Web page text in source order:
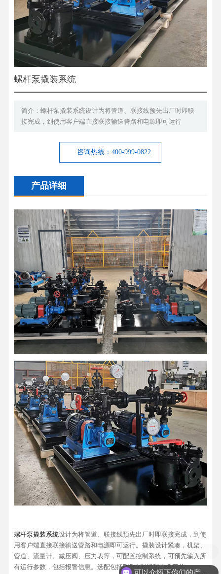
螺杆泵撬装系统
简介：螺杆泵撬装系统​设计为将管道、联接线预先出厂时即联
接完成，到使用客户端直接联接输送管路和电源即可运行
咨询热线：400-999-0822
产品详细
螺杆泵撬装系统设计为将管道、联接线预先出厂时即联接完成，到使
用客户端直接联接输送管路和电源即可运行。撬装设计紧凑，机架、
管道、流量计、减压阀、压力表等，可配置控制系统，可预先输入所
有运行参数，包括报警信息。选配包括PID控制器和电器开关。
可以介绍下你们的产品么？